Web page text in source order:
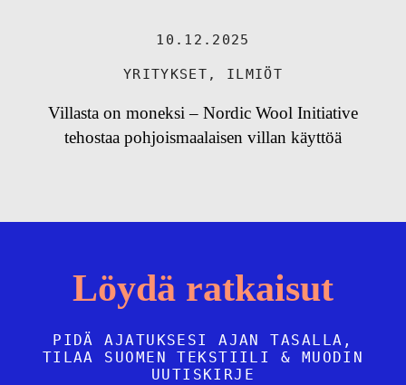
10.12.2025
YRITYKSET , ILMIÖT
Villasta on moneksi – Nordic Wool Initiative
tehostaa pohjoismaalaisen villan käyttöä
Löydä ratkaisut
PIDÄ AJATUKSESI AJAN TASALLA,
TILAA SUOMEN TEKSTIILI & MUODIN
UUTISKIRJE